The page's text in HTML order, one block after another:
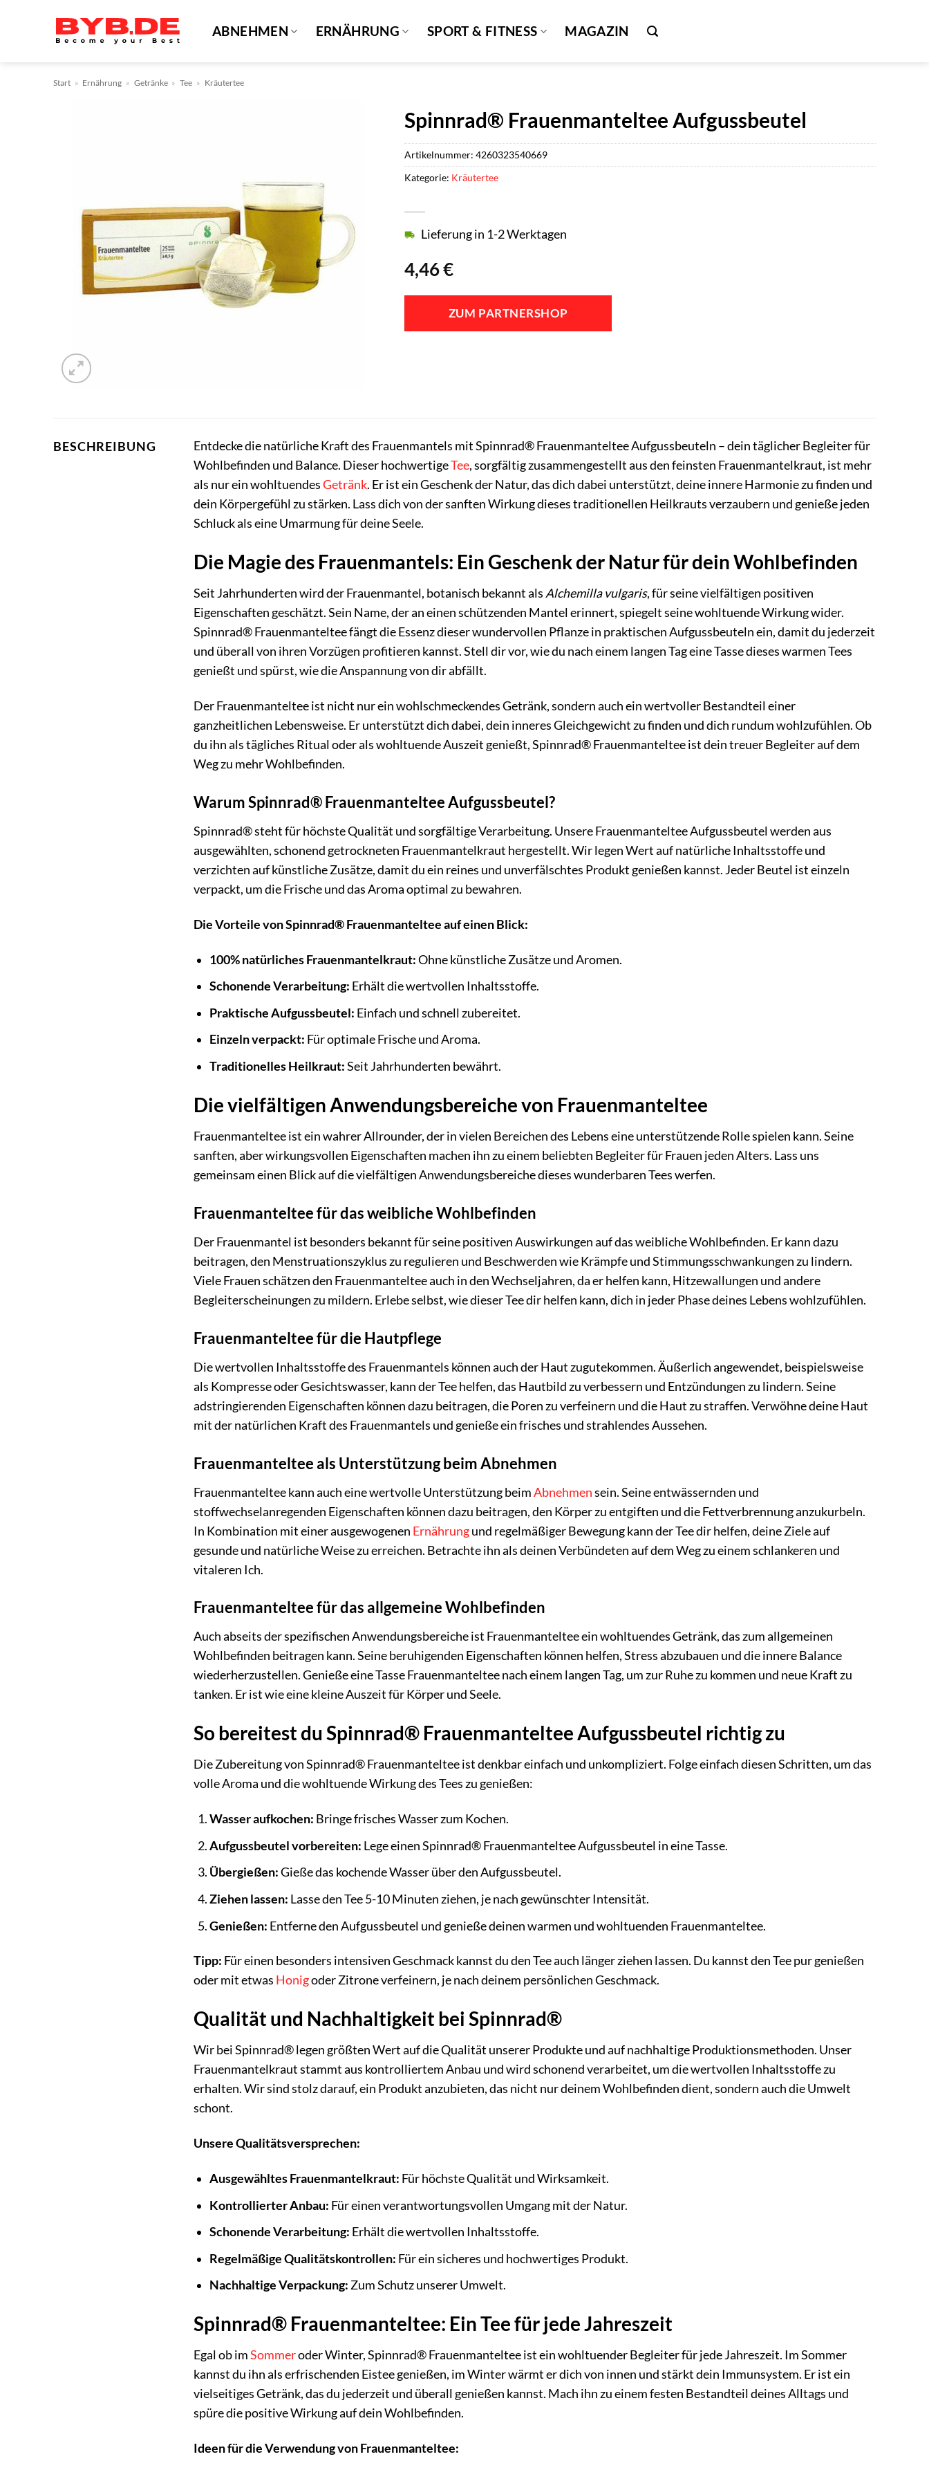
ABNEHMEN ERNÄHRUNG SPORT & FITNESS MAGAZIN
Start » Ernährung » Getränke » Tee » Kräutertee
Spinnrad® Frauenmanteltee Aufgussbeutel
4,46€
Lieferung in 1-2 Werktagen
ZUM PARTNERSHOP
Artikelnummer:4260323540669
Kategorie: Kräutertee
BESCHREIBUNG
Entdecke die natürliche Kraft des Frauenmantels mit Spinnrad® Frauenmanteltee Aufgussbeuteln – dein täglicher Begleiter für
Wohlbefinden und Balance. Dieser hochwertigeTee, sorgfältig zusammengestellt aus den feinsten Frauenmantelkraut, ist mehr
als nur ein wohltuendesGetränk. Er ist ein Geschenk der Natur, das dich dabei unterstützt, deine innere Harmonie zu finden und
dein Körpergefühl zu stärken. Lass dich von der sanften Wirkung dieses traditionellen Heilkrauts verzaubern und genieße jeden
Schluck als eine Umarmung für deine Seele.
Die Magie des Frauenmantels: Ein Geschenk der Natur für dein Wohlbefinden
Seit Jahrhunderten wird der Frauenmantel, botanisch bekannt alsAlchemilla vulgaris, für seine vielfältigen positiven
Eigenschaften geschätzt. Sein Name, der an einen schützenden Mantel erinnert, spiegelt seine wohltuende Wirkung wider.
Spinnrad® Frauenmanteltee fängt die Essenz dieser wundervollen Pflanze in praktischen Aufgussbeuteln ein, damit du jederzeit
und überall von ihren Vorzügen profitieren kannst. Stell dir vor, wie du nach einem langen Tag eine Tasse dieses warmen Tees
genießt und spürst, wie die Anspannung von dir abfällt.
Der Frauenmanteltee ist nicht nur ein wohlschmeckendes Getränk, sondern auch ein wertvoller Bestandteil einer
ganzheitlichen Lebensweise. Er unterstützt dich dabei, dein inneres Gleichgewicht zu finden und dich rundum wohlzufühlen. Ob
du ihn als tägliches Ritual oder als wohltuende Auszeit genießt, Spinnrad® Frauenmanteltee ist dein treuer Begleiter auf dem
Weg zu mehr Wohlbefinden.
Warum Spinnrad® Frauenmanteltee Aufgussbeutel?
Spinnrad® steht für höchste Qualität und sorgfältige Verarbeitung. Unsere Frauenmanteltee Aufgussbeutel werden aus
ausgewählten, schonend getrockneten Frauenmantelkraut hergestellt. Wir legen Wert auf natürliche Inhaltsstoffe und
verzichten auf künstliche Zusätze, damit du ein reines und unverfälschtes Produkt genießen kannst. Jeder Beutel ist einzeln
verpackt, um die Frische und das Aroma optimal zu bewahren.
Die Vorteile von Spinnrad® Frauenmanteltee auf einen Blick:
100% natürliches Frauenmantelkraut:Ohne künstliche Zusätze und Aromen.
Schonende Verarbeitung: Erhält die wertvollen Inhaltsstoffe.
Praktische Aufgussbeutel: Einfach und schnell zubereitet.
Einzeln verpackt: Für optimale Frische und Aroma.
Traditionelles Heilkraut:Seit Jahrhunderten bewährt.
Die vielfältigen Anwendungsbereiche von Frauenmanteltee
Frauenmanteltee ist ein wahrer Allrounder, der in vielen Bereichen des Lebens eine unterstützende Rolle spielen kann. Seine
sanften, aber wirkungsvollen Eigenschaften machen ihn zu einem beliebten Begleiter für Frauen jeden Alters. Lass uns
gemeinsam einen Blick auf die vielfältigen Anwendungsbereiche dieses wunderbaren Tees werfen.
Frauenmanteltee für das weibliche Wohlbefinden
Der Frauenmantel ist besonders bekannt für seine positiven Auswirkungen auf das weibliche Wohlbefinden. Er kann dazu
beitragen, den Menstruationszyklus zu regulieren und Beschwerden wie Krämpfe und Stimmungsschwankungen zu lindern.
Viele Frauen schätzen den Frauenmanteltee auch in den Wechseljahren, da er helfen kann, Hitzewallungen und andere
Begleiterscheinungen zu mildern. Erlebe selbst, wie dieser Tee dir helfen kann, dich in jeder Phase deines Lebens wohlzufühlen.
Frauenmanteltee für die Hautpflege
Die wertvollen Inhaltsstoffe des Frauenmantels können auch der Haut zugutekommen. Äußerlich angewendet, beispielsweise
als Kompresse oder Gesichtswasser, kann der Tee helfen, das Hautbild zu verbessern und Entzündungen zu lindern. Seine
adstringierenden Eigenschaften können dazu beitragen, die Poren zu verfeinern und die Haut zu straffen. Verwöhne deine Haut
mit der natürlichen Kraft des Frauenmantels und genieße ein frisches und strahlendes Aussehen.
Frauenmanteltee als Unterstützung beim Abnehmen
Frauenmanteltee kann auch eine wertvolle Unterstützung beimAbnehmensein. Seine entwässernden und
stoffwechselanregenden Eigenschaften können dazu beitragen, den Körper zu entgiften und die Fettverbrennung anzukurbeln.
In Kombination mit einer ausgewogenen Ernährungund regelmäßiger Bewegung kann der Tee dir helfen, deine Ziele auf
gesunde und natürliche Weise zu erreichen. Betrachte ihn als deinen Verbündeten auf dem Weg zu einem schlankeren und
vitaleren Ich.
Frauenmanteltee für das allgemeine Wohlbefinden
Auch abseits der spezifischen Anwendungsbereiche ist Frauenmanteltee ein wohltuendes Getränk, das zum allgemeinen
Wohlbefinden beitragen kann. Seine beruhigenden Eigenschaften können helfen, Stress abzubauen und die innere Balance
wiederherzustellen. Genieße eine Tasse Frauenmanteltee nach einem langen Tag, um zur Ruhe zu kommen und neue Kraft zu
tanken. Er ist wie eine kleine Auszeit für Körper und Seele.
So bereitest du Spinnrad® Frauenmanteltee Aufgussbeutel richtig zu
Die Zubereitung von Spinnrad® Frauenmanteltee ist denkbar einfach und unkompliziert. Folge einfach diesen Schritten, um das
volle Aroma und die wohltuende Wirkung des Tees zu genießen:
Wasser aufkochen: Bringe frisches Wasser zum Kochen.
Aufgussbeutel vorbereiten: Lege einen Spinnrad® Frauenmanteltee Aufgussbeutel in eine Tasse.
Übergießen:Gieße das kochende Wasser über den Aufgussbeutel.
Ziehen lassen: Lasse den Tee 5-10 Minuten ziehen, je nach gewünschter Intensität.
Genießen: Entferne den Aufgussbeutel und genieße deinen warmen und wohltuenden Frauenmanteltee.
Tipp: Für einen besonders intensiven Geschmack kannst du den Tee auch länger ziehen lassen. Du kannst den Tee pur genießen
oder mit etwas Honigoder Zitrone verfeinern, je nach deinem persönlichen Geschmack.
Qualität und Nachhaltigkeit bei Spinnrad®
Wir bei Spinnrad® legen größten Wert auf die Qualität unserer Produkte und auf nachhaltige Produktionsmethoden. Unser
Frauenmantelkraut stammt aus kontrolliertem Anbau und wird schonend verarbeitet, um die wertvollen Inhaltsstoffe zu
erhalten. Wir sind stolz darauf, ein Produkt anzubieten, das nicht nur deinem Wohlbefinden dient, sondern auch die Umwelt
schont.
Unsere Qualitätsversprechen:
Ausgewähltes Frauenmantelkraut: Für höchste Qualität und Wirksamkeit.
Kontrollierter Anbau: Für einen verantwortungsvollen Umgang mit der Natur.
Schonende Verarbeitung: Erhält die wertvollen Inhaltsstoffe.
Regelmäßige Qualitätskontrollen: Für ein sicheres und hochwertiges Produkt.
Nachhaltige Verpackung:Zum Schutz unserer Umwelt.
Spinnrad® Frauenmanteltee: Ein Tee für jede Jahreszeit
Egal ob imSommeroder Winter, Spinnrad® Frauenmanteltee ist ein wohltuender Begleiter für jede Jahreszeit. Im Sommer
kannst du ihn als erfrischenden Eistee genießen, im Winter wärmt er dich von innen und stärkt dein Immunsystem. Er ist ein
vielseitiges Getränk, das du jederzeit und überall genießen kannst. Mach ihn zu einem festen Bestandteil deines Alltags und
spüre die positive Wirkung auf dein Wohlbefinden.
Ideen für die Verwendung von Frauenmanteltee: